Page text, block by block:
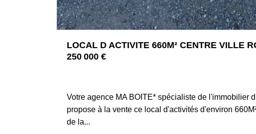
LOCAL D ACTIVITE 660M² CENTRE VILLE
250 000 €
Votre agence MA BOITE* spécialiste de l'immobilier
propose à la vente ce local d'activités d'environ
de la...